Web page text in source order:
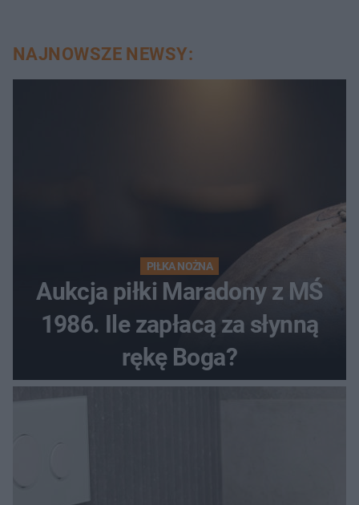
NAJNOWSZE NEWSY:
PIŁKA NOŻNA
Aukcja piłki Maradony z MŚ
1986. Ile zapłacą za słynną
rękę Boga?